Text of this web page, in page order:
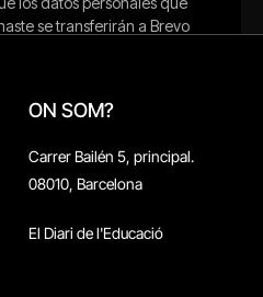
ON SOM?
Carrer Bailén 5, principal.
08010, Barcelona
El Diari de l'Educació